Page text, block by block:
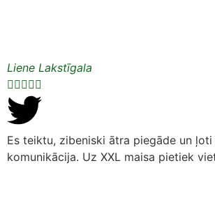
Liene Lakstīgala

Es teiktu, zibeniski ātra piegāde un
komunikācija. Uz XXL maisa pietiek